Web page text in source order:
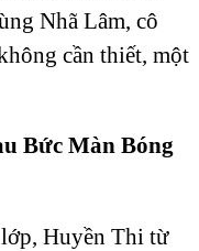
Nhã Lâm, cô
cần thiết, một
Bức Màn Bóng
Huyền Thi từ